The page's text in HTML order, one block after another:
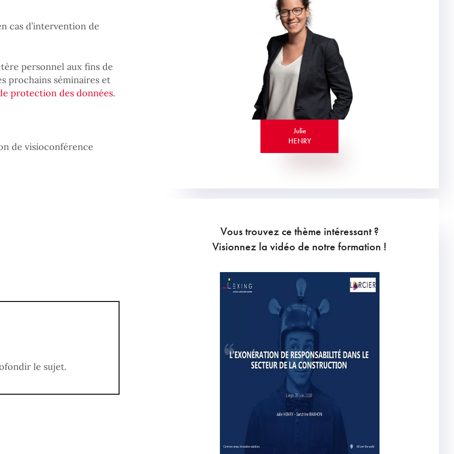
cas d’intervention de
personnel aux fins de
prochains séminaires et
protection des données.
de visioconférence
le sujet.
Julie
HENRY
Vous trouvez ce thème intéressant ?
Visionnez la vidéo de notre formation !